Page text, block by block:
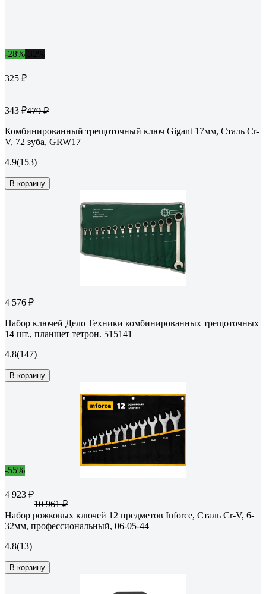
-28%
325 ₽
343 ₽479 ₽
Комбинированный трещоточный ключ Gigant 17мм, Сталь Cr-
V, 72 зуба, GRW17
4.9(153)
В корзину
4 576 ₽
Набор ключей Дело Техники комбинированных трещоточных
14 шт., планшет тетрон. 515141
4.8(147)
В корзину
-55%
4 923 ₽
10 961 ₽
Набор рожковых ключей 12 предметов Inforce, Сталь Cr-V, 6-
32мм, профессиональный, 06-05-44
4.8(13)
В корзину